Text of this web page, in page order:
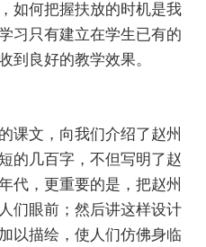
何把握扶放的时机是我
习只有建立在学生已有的
到良好的教学效果。
文，向我们介绍了赵州
的几百字，不但写明了赵
代，更重要的是，把赵州
们眼前；然后讲这样设计
以描绘，使人们仿佛身临